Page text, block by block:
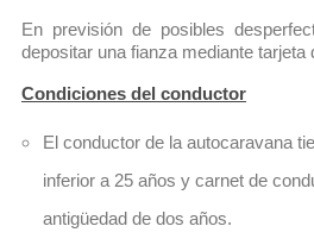
En previsión de posibles
depositar una fianza mediante tarjeta
Condiciones del conductor
El conductor de la autocaravana
inferior a 25 años y carnet de
antigüedad de dos años.